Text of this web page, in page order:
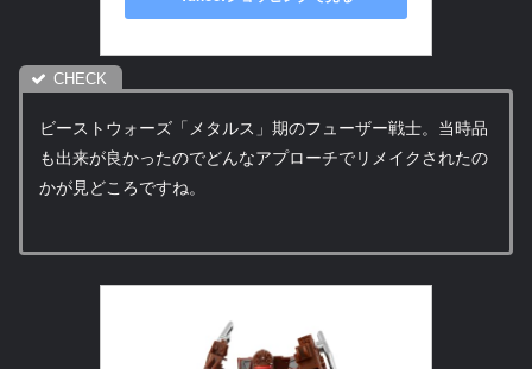
ビーストウォーズ「メタルス」期のフューザー戦士。当時品
も出来が良かったのでどんなアプローチでリメイクされたの
かが見どころですね。